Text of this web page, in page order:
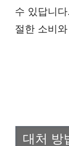
수 있답니
절한 소비
대처 방